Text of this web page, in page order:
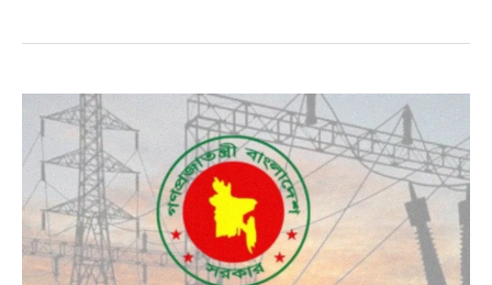
‘উদ্বেগ
নয়,
পারস্পরিক
লাভেই
জোর’
বললেন
বাণিজ্যমন্ত্রী